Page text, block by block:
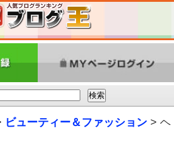
ビューティー＆ファッション > ヘ